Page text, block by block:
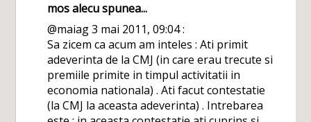
mos alecuspunea...
@maiag 3 mai 2011, 09:04 :
Sa zicem ca acum am inteles : Ati primit
adeverinta de la CMJ (in care erau trecute si
premiile primite in timpul activitatii in
economia nationala) . Ati facut contestatie
(la CMJ la aceasta adeverinta) . Intrebarea